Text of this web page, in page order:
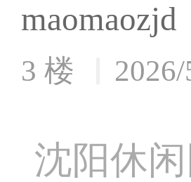
maomaozjd
3 楼
沈阳休